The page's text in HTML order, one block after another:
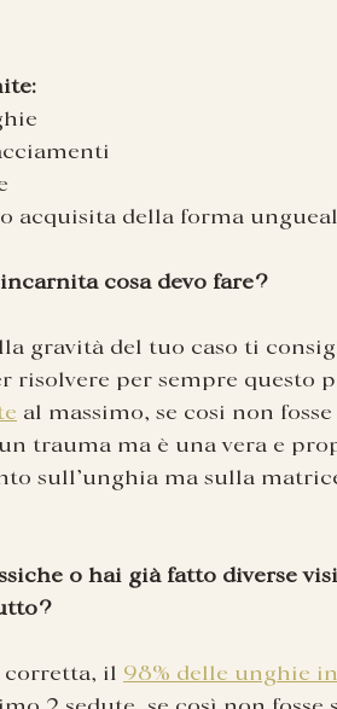
acquisita della forma
cosa devo fare?
gravità del tuo caso ti
risolvere per sempre questo
al massimo, se cosi non
trauma ma è una vera e
sull’unghia ma sulla
o hai già fatto diverse
corretta, il 98% delle unghie